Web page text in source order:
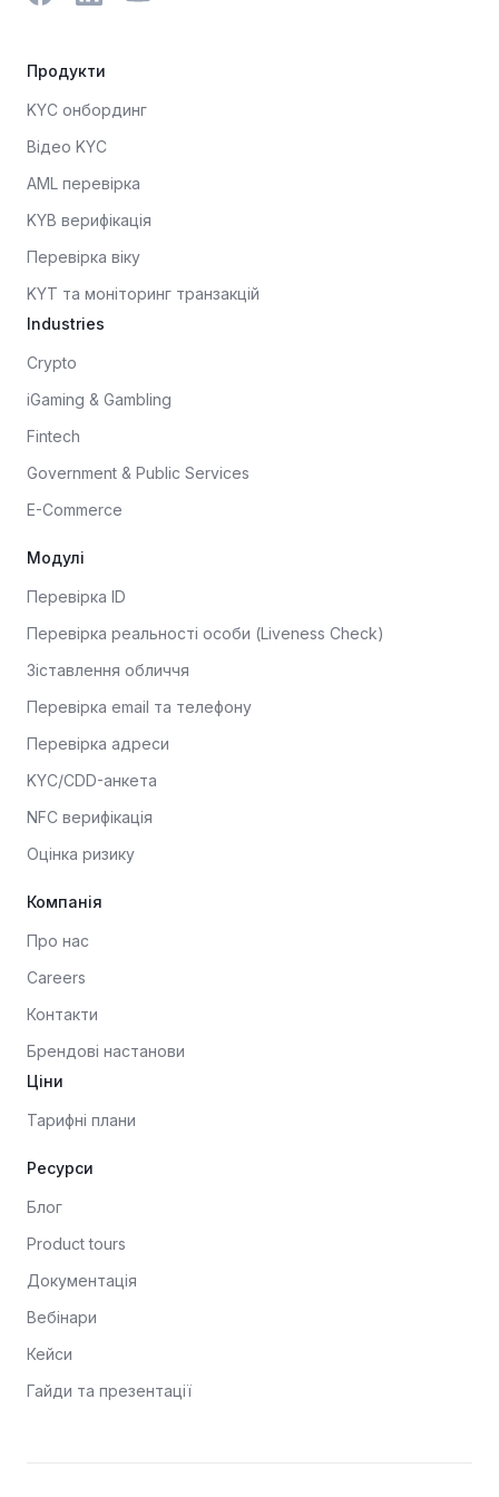
довіри.
Продукти
KYC онбординг
Відео KYC
AML перевірка
KYB верифікація
Перевірка віку
KYT та моніторинг транзакцій
Industries
Crypto
iGaming & Gambling
Fintech
Government & Public Services
E-Commerce
Модулі
Перевірка ID
Перевірка реальності особи (Liveness Check)
Зіставлення обличчя
Перевірка email та телефону
Перевірка адреси
KYC/CDD-анкета
NFC верифікація
Оцінка ризику
Компанія
Про нас
Careers
Контакти
Брендові настанови
Ціни
Тарифні плани
Ресурси
Блог
Product tours
Документація
Вебінари
Кейси
Гайди та презентації